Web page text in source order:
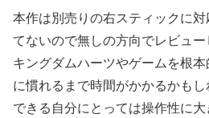
本作は別売りの右スティックに
てないので無しの方向でレビュー
キングダムハーツやゲームを根
に慣れるまで時間がかかるかも
できる自分にとっては操作性に大